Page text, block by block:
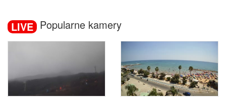
LIVE Popularne kamery